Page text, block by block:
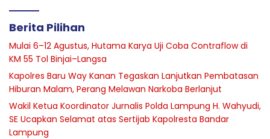
Berita Pilihan
Mulai 6–12 Agustus, Hutama Karya Uji Coba Contraflow di
KM 55 Tol Binjai–Langsa
Kapolres Baru Way Kanan Tegaskan Lanjutkan Pembatasan
Hiburan Malam, Perang Melawan Narkoba Berlanjut
Wakil Ketua Koordinator Jurnalis Polda Lampung H. Wahyudi,
SE Ucapkan Selamat atas Sertijab Kapolresta Bandar
Lampung